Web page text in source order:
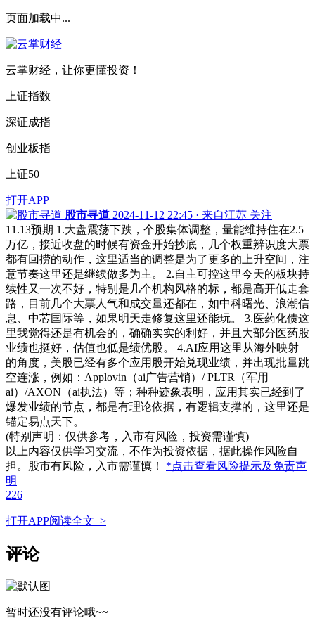
页面加载中...
云掌财经，让你更懂投资！
上证指数
深证成指
创业板指
上证50
打开APP
股市寻道 2024-11-12 22:45 · 来自江苏 关注
11.13预期 1.大盘震荡下跌，个股集体调整，量能维持住在2.5
万亿，接近收盘的时候有资金开始抄底，几个权重辨识度大票
都有回捞的动作，这里适当的调整是为了更多的上升空间，注
意节奏这里还是继续做多为主。 2.自主可控这里今天的板块持
续性又一次不好，特别是几个机构风格的标，都是高开低走套
路，目前几个大票人气和成交量还都在，如中科曙光、浪潮信
息、中芯国际等，如果明天走修复这里还能玩。 3.医药化债这
里我觉得还是有机会的，确确实实的利好，并且大部分医药股
业绩也挺好，估值也低是绩优股。 4.AI应用这里从海外映射
的角度，美股已经有多个应用股开始兑现业绩，并出现批量跳
空连涨，例如：Applovin（ai广告营销）/ PLTR（军用
ai）/AXON（ai执法）等；种种迹象表明，应用其实已经到了
爆发业绩的节点，都是有理论依据，有逻辑支撑的，这里还是
锚定易点天下。 ​
(特别声明：仅供参考，入市有风险，投资需谨慎)
以上内容仅供学习交流，不作为投资依据，据此操作风险自
担。股市有风险，入市需谨慎！ *点击查看风险提示及免责声
明
226
打开APP阅读全文 >
评论
暂时还没有评论哦~~